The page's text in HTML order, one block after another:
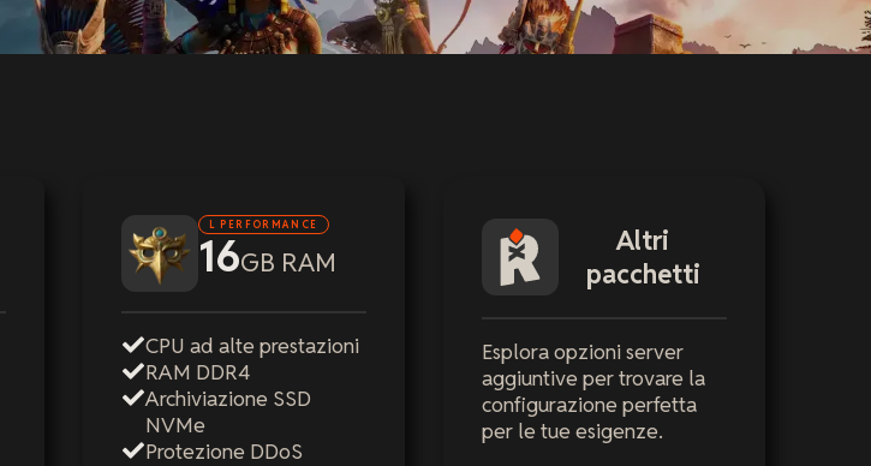
L PERFORMANCE
16GB RAM
CPU ad alte prestazioni
RAM DDR4
Archiviazione SSD
NVMe
Protezione DDoS
Altri
pacchetti
Esplora opzioni server
aggiuntive per trovare la
configurazione perfetta
per le tue esigenze.